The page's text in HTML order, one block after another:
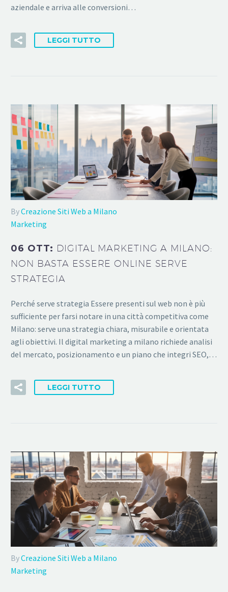
aziendale e arriva alle conversioni…
LEGGI TUTTO
ByCreazione Siti Web a Milano
Marketing
06 OTT: DIGITAL MARKETING A MILANO:
NON BASTA ESSERE ONLINE SERVE
STRATEGIA
Perché serve strategia Essere presenti sul web non è più
sufficiente per farsi notare in una città competitiva come
Milano: serve una strategia chiara, misurabile e orientata
agli obiettivi. Il digital marketing a milano richiede analisi
del mercato, posizionamento e un piano che integri SEO,…
LEGGI TUTTO
ByCreazione Siti Web a Milano
Marketing